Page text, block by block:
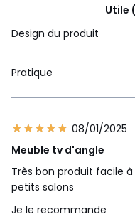
Utile
Design du produit
Pratique
08/01/2025
Meuble tv d'angle
Très bon produit facile
petits salons
Je le recommande